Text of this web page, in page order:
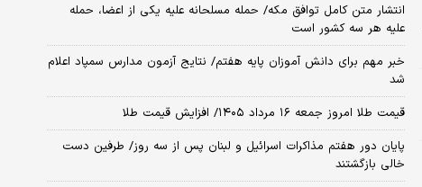
انتشار متن کامل توافق مکه/ حمله مسلحانه علیه یکی از اعضا، حمله
علیه هر سه کشور است
خبر مهم برای دانش آموزان پایه هفتم/ نتایج آزمون مدارس سمپاد اعلام
شد
قیمت طلا امروز جمعه ۱۶ مرداد ۱۴۰۵/ افزایش قیمت طلا
پایان دور هفتم مذاکرات اسرائیل و لبنان پس از سه روز/ طرفین دست
خالی بازگشتند